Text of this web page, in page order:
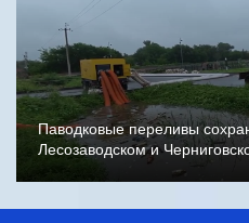
Паводковые переливы
Лесозаводском и